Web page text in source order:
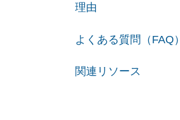
理由
よくある質問（FAQ）
関連リソース